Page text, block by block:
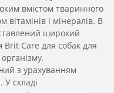
вмістом тваринного
і мінералів. В
широкий
Care для собак для
з урахуванням
складі